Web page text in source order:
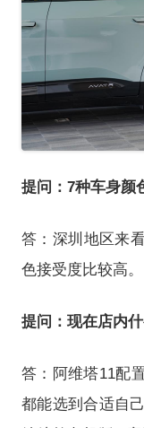
提问：7种车身颜
答：深圳地区来
色接受度比较高。
提问：现在店内
答：阿维塔11配
都能选到合适自